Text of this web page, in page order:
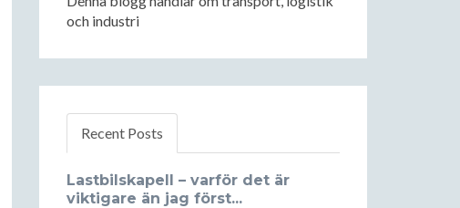
och industri
Recent Posts
Lastbilskapell – varför det är
viktigare än jag först...